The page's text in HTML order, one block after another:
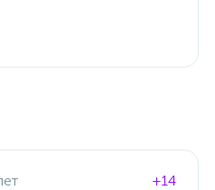
+14